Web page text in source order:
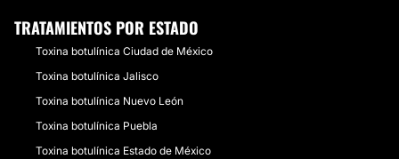
TRATAMIENTOS POR ESTADO
Toxina botulínica Ciudad de México
Toxina botulínica Jalisco
Toxina botulínica Nuevo León
Toxina botulínica Puebla
Toxina botulínica Estado de México